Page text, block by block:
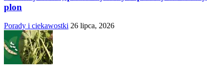
plon
Porady i ciekawostki 26 lipca, 2026